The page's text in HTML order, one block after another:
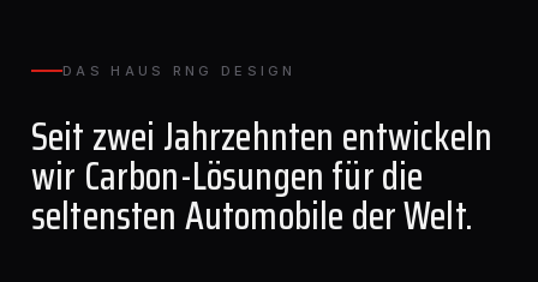
DAS HAUS RNG DESIGN
Seit zwei Jahrzehnten entwickeln
wir Carbon-Lösungen für die
seltensten Automobile der Welt.